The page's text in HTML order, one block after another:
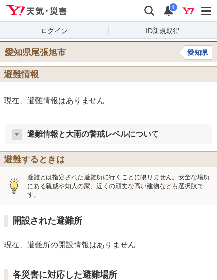
検索 通知
i
ログイン ID新規取得
愛知県尾張旭市 愛知県
避難情報
現在、避難情報はありません
避難情報と大雨の警戒レベルについて
避難するときは
避難とは指定された避難所に行くことに限りません。安全な場所
にある親戚や知人の家、近くの頑丈な高い建物なども選択肢で
す。
開設された避難所
現在、避難所の開設情報はありません
各災害に対応した避難場所